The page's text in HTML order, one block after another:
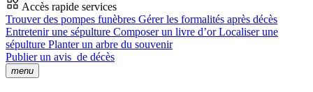
Accès rapide services
Trouver des pompes funèbres Gérer les formalités après décès
Entretenir une sépulture Composer un livre d’orLocaliser une
sépulture Planter un arbre du souvenir
Publier un avis de décès
menu